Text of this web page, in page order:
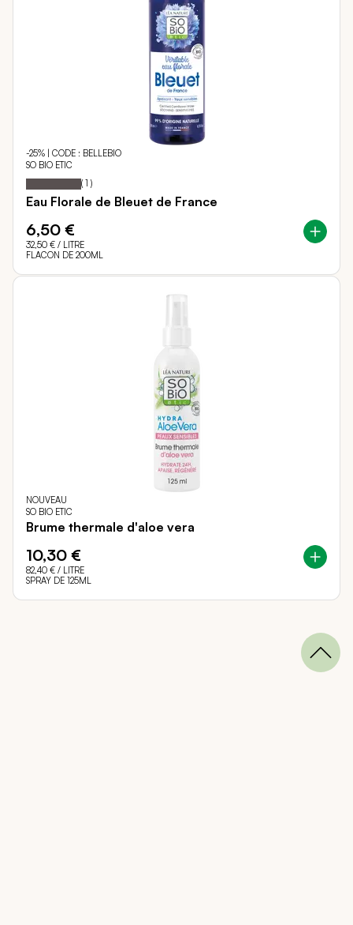
-25% | CODE : BELLEBIO
SO BIO ETIC
Notation: 100
% of
( 1 )
Eau Florale de Bleuet de France
6,50 €
32,50 € / LITRE
FLACON DE 200ML
NOUVEAU
SO BIO ETIC
Brume thermale d'aloe vera
10,30 €
82,40 € / LITRE
SPRAY DE 125ML